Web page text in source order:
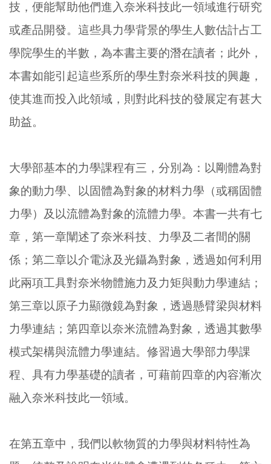
技，便能幫助他們進入奈米科技此一領域進行研究
或產品開發。這些具力學背景的學生人數估計占工
學院學生的半數，為本書主要的潛在讀者；此外，
本書如能引起這些系所的學生對奈米科技的興趣，
使其進而投入此領域，則對此科技的發展定有甚大
助益。
大學部基本的力學課程有三，分別為：以剛體為對
象的動力學、以固體為對象的材料力學（或稱固體
力學）及以流體為對象的流體力學。本書一共有七
章，第一章闡述了奈米科技、力學及二者間的關
係；第二章以介電泳及光鑷為對象，透過如何利用
此兩項工具對奈米物體施力及力矩與動力學連結；
第三章以原子力顯微鏡為對象，透過懸臂梁與材料
力學連結；第四章以奈米流體為對象，透過其數學
模式架構與流體力學連結。修習過大學部力學課
程、具有力學基礎的讀者，可藉前四章的內容漸次
融入奈米科技此一領域。
在第五章中，我們以軟物質的力學與材料特性為